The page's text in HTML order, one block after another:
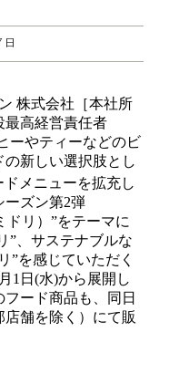
株式会社［本社所
最高経営責任者
ーやティーなどのビ
新しい選択肢とし
ドメニューを拡充し
ーズン第2弾
ドリ）”をテーマに
”、サステナブルな
”を感じていただく
1日(水)から展開し
ード商品も、同日
舗を除く）にて販